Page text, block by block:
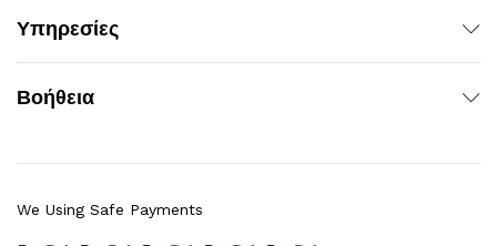
Υπηρεσίες
Βοήθεια
We Using Safe Payments